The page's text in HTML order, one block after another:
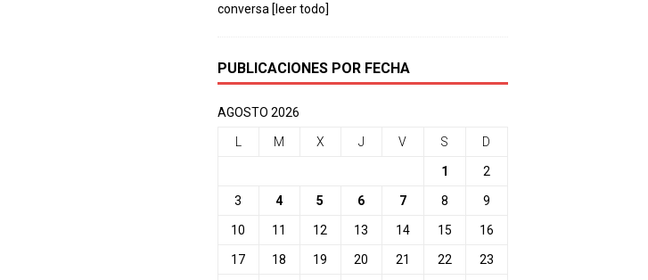
conversa [leer todo]
PUBLICACIONES POR FECHA
AGOSTO 2026
L M X J V S D
1 2
3 4 5 6 7 8 9
10 11 12 13 14 15 16
17 18 19 20 21 22 23